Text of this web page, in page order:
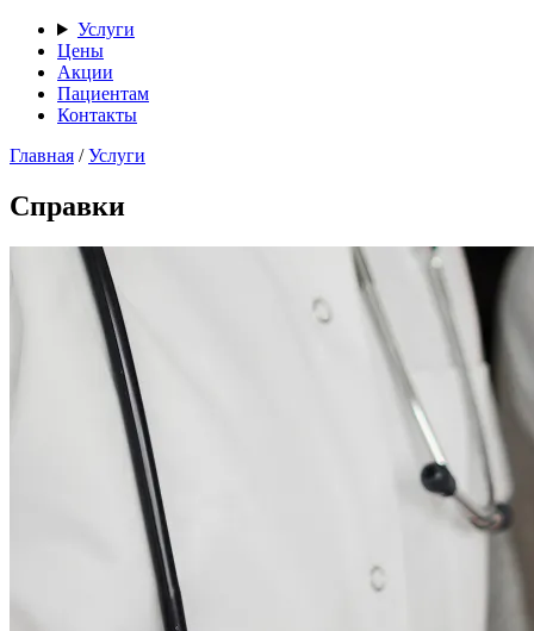
Услуги
Цены
Акции
Пациентам
Контакты
Главная /Услуги
Справки